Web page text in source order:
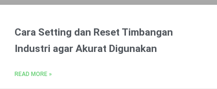
Cara Setting dan Reset Timbangan
Industri agar Akurat Digunakan
READ MORE »